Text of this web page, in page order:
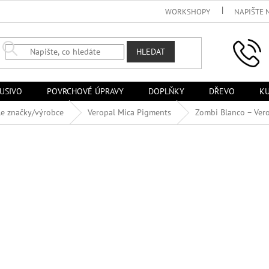
WORKSHOPY NAPIŠTE
HLEDAT
POVRCHOVÉ ÚPRAVY DOPLŇKY DŘEVO
značky/výrobce Veropal Mica Pigments Zombi Blanco –